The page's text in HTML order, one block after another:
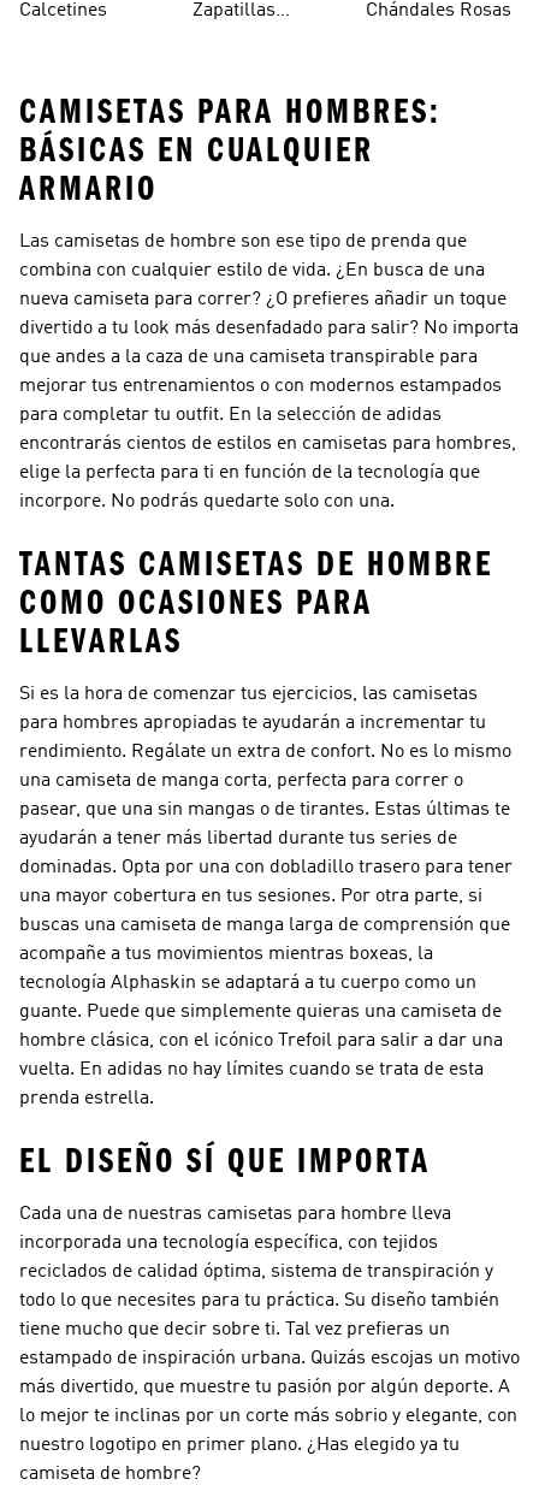
Blancos
Calcetines
Zapatillas
Chándales Rosas
CAMISETAS PARA HOMBRES:
BÁSICAS EN CUALQUIER
ARMARIO
Las camisetas de hombre son ese tipo de prenda que
combina con cualquier estilo de vida. ¿En busca de una
nueva camiseta para correr? ¿O prefieres añadir un toque
divertido a tu look más desenfadado para salir? No importa
que andes a la caza de una camiseta transpirable para
mejorar tus entrenamientos o con modernos estampados
para completar tu outfit. En la selección de adidas
encontrarás cientos de estilos en camisetas para hombres,
elige la perfecta para ti en función de la tecnología que
incorpore. No podrás quedarte solo con una.
TANTAS CAMISETAS DE HOMBRE
COMO OCASIONES PARA
LLEVARLAS
Si es la hora de comenzar tus ejercicios, las camisetas
para hombres apropiadas te ayudarán a incrementar tu
rendimiento. Regálate un extra de confort. No es lo mismo
una camiseta de manga corta, perfecta para correr o
pasear, que una sin mangas o de tirantes. Estas últimas te
ayudarán a tener más libertad durante tus series de
dominadas. Opta por una con dobladillo trasero para tener
una mayor cobertura en tus sesiones. Por otra parte, si
buscas una camiseta de manga larga de comprensión que
acompañe a tus movimientos mientras boxeas, la
tecnología Alphaskin se adaptará a tu cuerpo como un
guante. Puede que simplemente quieras una camiseta de
hombre clásica, con el icónico Trefoil para salir a dar una
vuelta. En adidas no hay límites cuando se trata de esta
prenda estrella.
EL DISEÑO SÍ QUE IMPORTA
Cada una de nuestras camisetas para hombre lleva
incorporada una tecnología específica, con tejidos
reciclados de calidad óptima, sistema de transpiración y
todo lo que necesites para tu práctica. Su diseño también
tiene mucho que decir sobre ti. Tal vez prefieras un
estampado de inspiración urbana. Quizás escojas un motivo
más divertido, que muestre tu pasión por algún deporte. A
lo mejor te inclinas por un corte más sobrio y elegante, con
nuestro logotipo en primer plano. ¿Has elegido ya tu
camiseta de hombre?